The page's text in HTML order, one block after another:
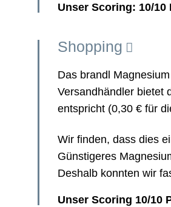
Unser Scoring: 10/10
Shopping
Das brandl
Versandhändler bietet
entspricht (0,30 € für
Wir finden, dass dies
Günstigeres
Deshalb konnten wir
Unser Scoring 10/10